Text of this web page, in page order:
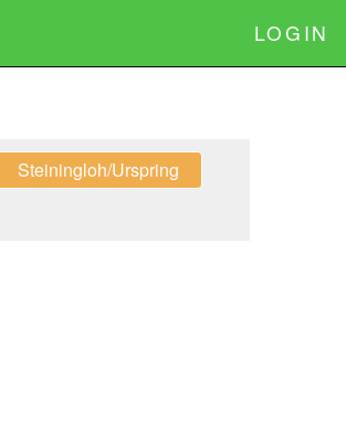
LOGIN
Steiningloh/Urspring